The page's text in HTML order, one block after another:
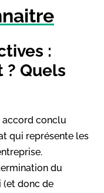
:
? Quels
accord conclu
qui représente les
du
(et donc de